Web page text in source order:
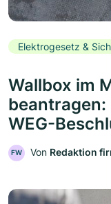
Elektrogesetz &
Wallbox im
beantragen:
WEG-
FW Von Redaktion